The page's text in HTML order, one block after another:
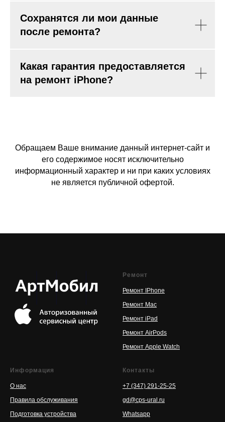
Сохранятся ли мои данные
после ремонта?
Какая гарантия предоставляется
на ремонт iPhone?
Обращаем Ваше внимание данный интернет-сайт и
его содержимое носят исключительно
информационный характер и ни при каких условиях
не является публичной офертой.
Ремонт
Ремонт IPhone
Ремонт Mac
Ремонт iPad
Ремонт AirPods
Ремонт Apple Watch
Информация
О нас
Правила обслуживания
Подготовка устройства
Контакты
+7 (347) 291-25-25
gd@cps-ural.ru
Whatsapp